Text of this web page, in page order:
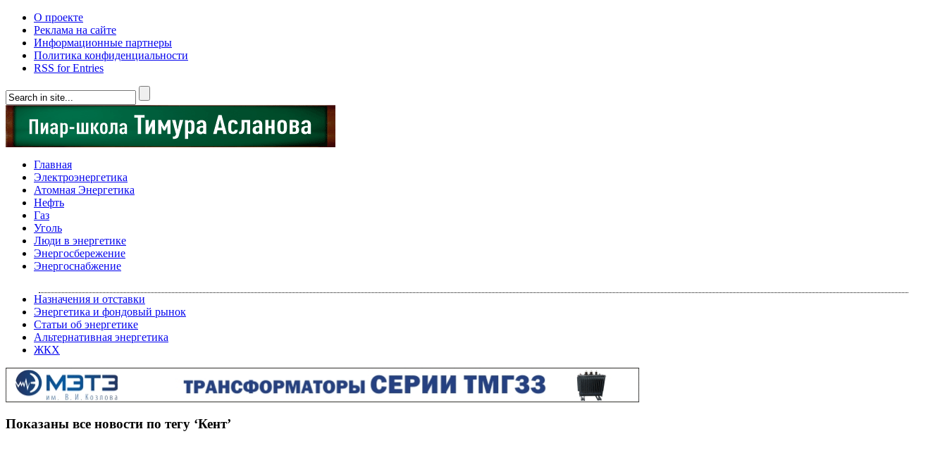
О проекте
Реклама на сайте
Информационные партнеры
Политика конфиденциальности
RSS for Entries
Главная
Электроэнергетика
Атомная Энергетика
Нефть
Газ
Уголь
Люди в энергетике
Энергосбережение
Энергоснабжение
Назначения и отставки
Энергетика и фондовый рынок
Статьи об энергетике
Альтернативная энергетика
ЖКХ
Показаны все новости по тегу ‘Кент’